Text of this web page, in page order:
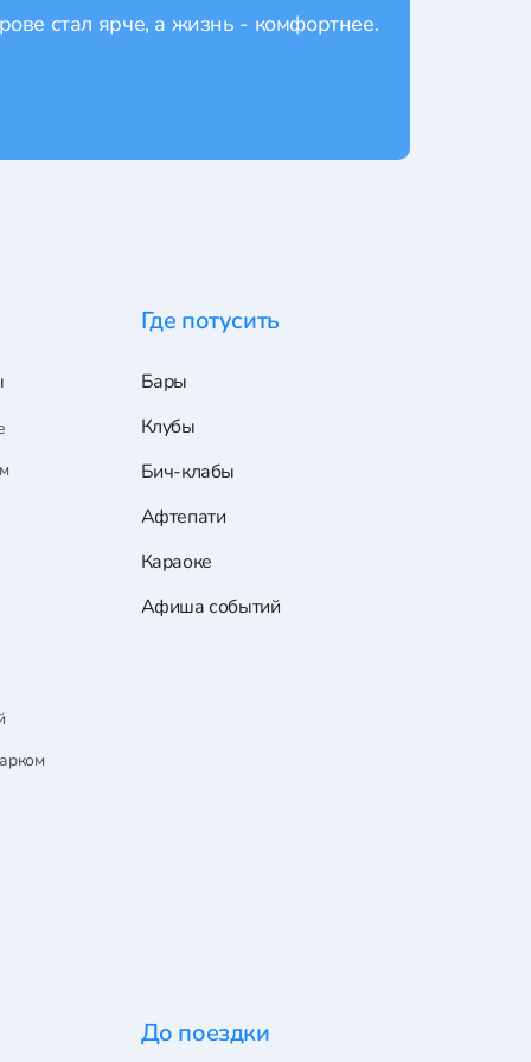
стал ярче, а жизнь - комфортнее.
Где потусить
Бары
Клубы
Бич-клабы
Афтепати
Караоке
Афиша событий
До поездки